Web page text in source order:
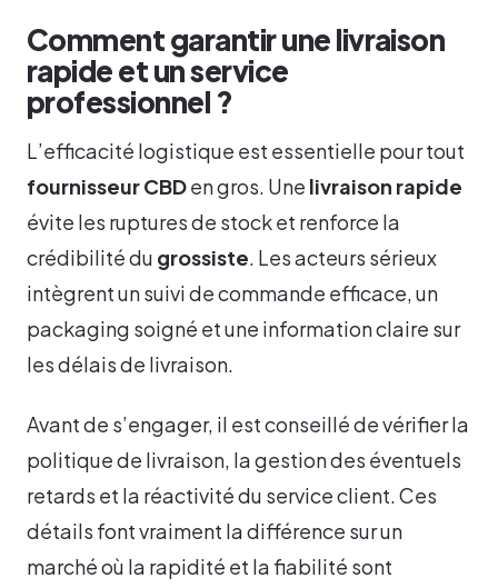
Comment garantir une livraison
rapide et un service
professionnel ?
L’efficacité logistique est essentielle pour tout
fournisseur CBDen gros. Une livraison rapide
évite les ruptures de stock et renforce la
crédibilité du grossiste. Les acteurs sérieux
intègrent un suivi de commande efficace, un
packaging soigné et une information claire sur
les délais de livraison.
Avant de s’engager, il est conseillé de vérifier la
politique de livraison, la gestion des éventuels
retards et la réactivité du service client. Ces
détails font vraiment la différence sur un
marché où la rapidité et la fiabilité sont